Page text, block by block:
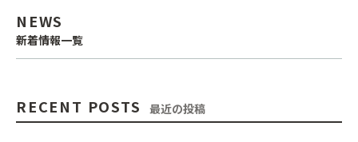
NEWS
新着情報一覧
RECENT POSTS 最近の投稿